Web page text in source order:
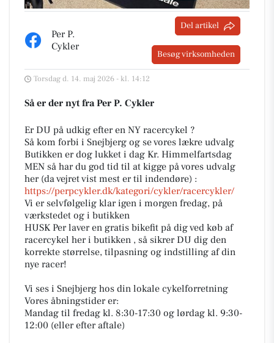
Per P.
Cykler
Del artikel
Besøg virksomheden
Torsdag d. 14. maj 2026 - kl. 14:12
Så er der nyt fra Per P. Cykler
Er DU på udkig efter en NY racercykel ?
Så kom forbi i Snejbjerg og se vores lækre udvalg
Butikken er dog lukket i dag Kr. Himmelfartsdag
MEN så har du god tid til at kigge på vores udvalg
her (da vejret vist mest er til indendøre) :
https://perpcykler.dk/kategori/cykler/racercykler/
Vi er selvfølgelig klar igen i morgen fredag, på
værkstedet og i butikken
HUSK Per laver en gratis bikefit på dig ved køb af
racercykel her i butikken , så sikrer DU dig den
korrekte størrelse, tilpasning og indstilling af din
nye racer!
Vi ses i Snejbjerg hos din lokale cykelforretning
Vores åbningstider er:
Mandag til fredag kl. 8:30-17:30 og lørdag kl. 9:30-
12:00 (eller efter aftale)